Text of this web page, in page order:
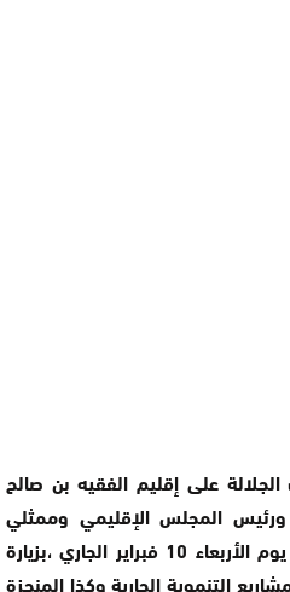
على إقليم الفقيه بن صالح
ورئيس المجلس الإقليمي وممثلي
السلطات الإقليمية والمحلية ، يوم الأربعاء 10 فبراير الجاري ،بزيارة
التنموية الجارية وكذا المنجزة